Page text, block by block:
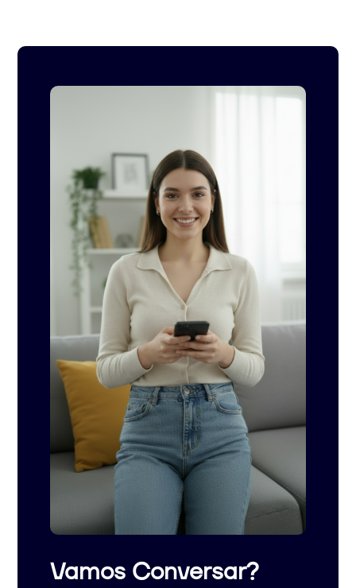
Vamos Conversar?